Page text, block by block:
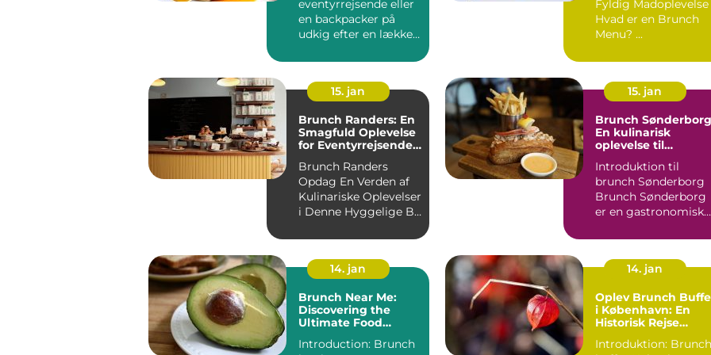
eventyrrejsende eller
en backpacker på
udkig efter en lækker,
starte...
Fyldig Madoplevelse
Hvad er en Brunch
Menu? ...
15. jan
Brunch Randers: En
Smagfuld Oplevelse
for Eventyrrejsende
Brunch Randers
Opdag En Verden af
Kulinariske Oplevelser
i Denne Hyggelige By
15. jan
Brunch
En kulinarisk
oplevelse til
backpackere
Introduktion til
brunch Sønderborg
Brunch Sønderborg
er en gastronomisk
i d...
14. jan
Brunch Near Me:
Discovering the
Ultimate Food
Introduction: Brunch
14. jan
Oplev Brunch
i København: En
Historisk Rejse
Danske Hovedstads
Introduktion: Brunch